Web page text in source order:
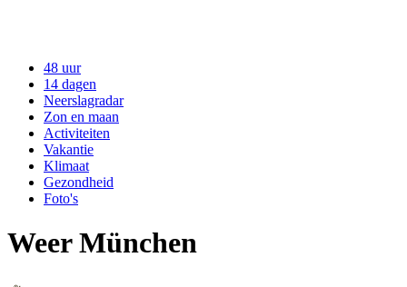
48 uur
14 dagen
Neerslagradar
Zon en maan
Activiteiten
Vakantie
Klimaat
Gezondheid
Foto's
Weer München